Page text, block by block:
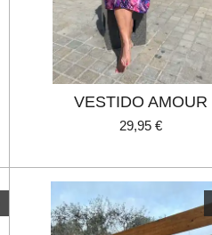
VESTIDO AMOUR
29,95 €